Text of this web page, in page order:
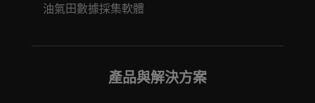
油氣田數據採集軟體
產品與解決方案